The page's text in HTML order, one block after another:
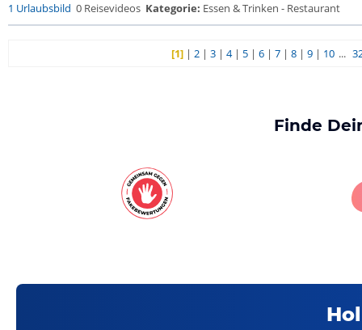
1 Urlaubsbild 0 Reisevideos Kategorie: Essen & Trinken - Restaurant
[1]| 2| 3| 4| 5| 6| 7| 8| 9| 10 ...
Finde